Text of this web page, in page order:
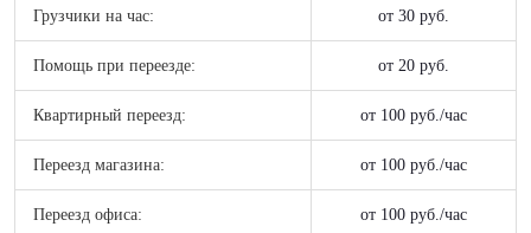
Грузчики на час: от 30 руб.
Помощь при переезде: от 20 руб.
Квартирный переезд: от 100 руб./час
Переезд магазина: от 100 руб./час
Переезд офиса: от 100 руб./час